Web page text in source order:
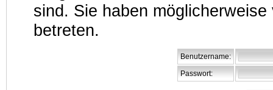
sind. Sie haben
betreten.
Benutzername:
Passwort: